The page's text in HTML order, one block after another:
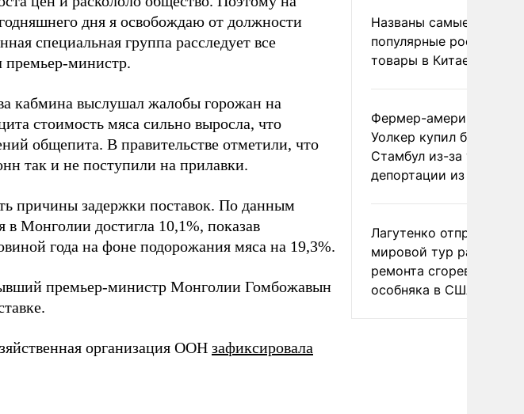
дня я освобождаю от должности
специальная группа расследует все
премьер-министр.
кабмина выслушал жалобы горожан на
стоимость мяса сильно выросла, что
общепита. В правительстве отметили, что
так и не поступили на прилавки.
причины задержки поставок. По данным
Монголии достигла 10,1%, показав
года на фоне подорожания мяса на 19,3%.
премьер-министр Монголии Гомбожавын
организация ООН зафиксировала
Названы самые
популярные российские
товары в Китае
Фермер-американец
Уолкер купил билет в
Стамбул из-за угрозы
депортации из России
Лагутенко отправился в
мировой тур ради
ремонта сгоревшего
особняка в США